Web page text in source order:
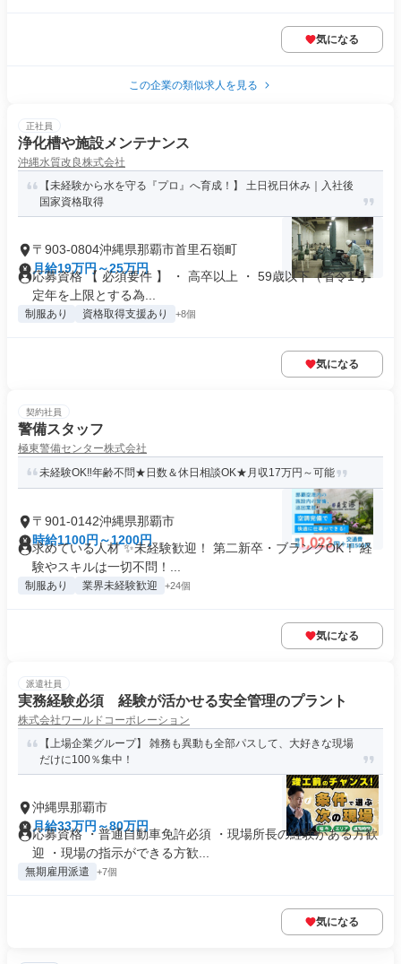
気になる
この企業の類似求人を見る
正社員
浄化槽や施設メンテナンス
沖縄水質改良株式会社
【未経験から水を守る『プロ』へ育成！】 土日祝日休み｜入社後
国家資格取得
〒903-0804沖縄県那覇市首里石嶺町
月給19万円～25万円
応募資格 【 必須要件 】 ・ 高卒以上 ・ 59歳以下（省令1号-
定年を上限とする為...
制服あり 資格取得支援あり +8個
気になる
契約社員
警備スタッフ
極東警備センター株式会社
未経験OK‼年齢不問★日数＆休日相談OK★月収17万円～可能
〒901-0142沖縄県那覇市
時給1100円～1200円
求めている人材 ✨未経験歓迎！ 第二新卒・ブランクOK！ 経
験やスキルは一切不問！...
制服あり 業界未経験歓迎 +24個
気になる
派遣社員
実務経験必須 経験が活かせる安全管理のプラント
株式会社ワールドコーポレーション
【上場企業グループ】 雑務も異動も全部パスして、大好きな現場
だけに100％集中！
沖縄県那覇市
月給33万円～80万円
応募資格 ・普通自動車免許必須 ・現場所長の経験がある方歓
迎 ・現場の指示ができる方歓...
無期雇用派遣 +7個
気になる